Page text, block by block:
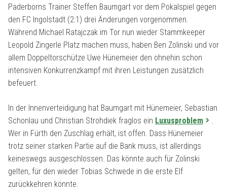
Paderborns Trainer Steffen Baumgart vor dem Pokalspiel gegen
den FC Ingolstadt (2:1) drei Änderungen vorgenommen.
Während Michael Ratajczak im Tor nun wieder Stammkeeper
Leopold Zingerle Platz machen muss, haben Ben Zolinski und vor
allem Doppeltorschütze Uwe Hünemeier den ohnehin schon
intensiven Konkurrenzkampf mit ihren Leistungen zusätzlich
befeuert.
In der Innenverteidigung hat Baumgart mit Hünemeier, Sebastian
Schonlau und Christian Strohdiek fraglos ein Luxusproblem
.
Wer in Fürth den Zuschlag erhält, ist offen. Dass Hünemeier
trotz seiner starken Partie auf die Bank muss, ist allerdings
keineswegs ausgeschlossen. Das könnte auch für Zolinski
gelten, für den wieder Tobias Schwede in die erste Elf
zurückkehren könnte.